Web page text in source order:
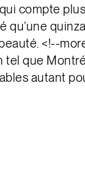
compte
qu’une
<!--
tel que
autant